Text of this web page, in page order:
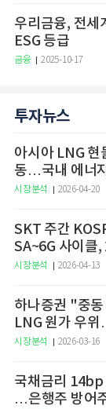
우리금융, 전세
ESG 등급
금융 2025-10-17
투자뉴스
아시아 LNG 현
동…국내 에너
시장분석 2026-04-20
SKT 주간
SA~6G 사이클
예고
시장분석 2026-04-13
하나증권 "중동
LNG 원가 우
승 전망"
시장분석 2026-03-16
국채금리
…은행주 방어